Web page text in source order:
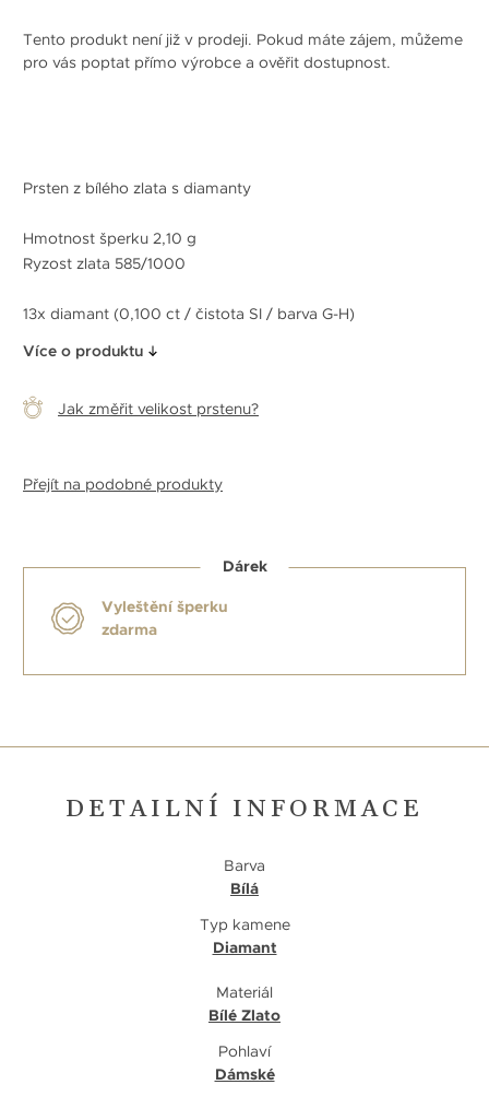
Tento produkt není již v prodeji. Pokud máte zájem, můžeme
pro vás poptat přímo výrobce a ověřit dostupnost.
Prsten z bílého zlata s diamanty
Hmotnost šperku 2,10 g
Ryzost zlata 585/1000
13x diamant (0,100 ct / čistota SI / barva G-H)
Více o produktu
Jak změřit velikost prstenu?
Přejít na podobné produkty
Dárek
Vyleštění šperku
zdarma
DETAILNÍ INFORMACE
Barva
Bílá
Typ kamene
Diamant
Materiál
Bílé Zlato
Pohlaví
Dámské